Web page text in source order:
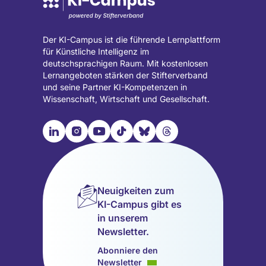
Der KI-Campus ist die führende Lernplattform
für Künstliche Intelligenz im
deutschsprachigen Raum. Mit kostenlosen
Lernangeboten stärken der Stifterverband
und seine Partner KI-Kompetenzen in
Wissenschaft, Wirtschaft und Gesellschaft.

Besuche
unsere
LinkedIn
📹︎
Besuche
unsere
(wird
in
einem
neuen
geöffnet)
📺︎
Besuche
(wird
in
einem
neuen
Tab
geöffnet)
🎵︎
Besuche
(wird
in
einem
neuen
Tab
geöffnet)
🦋︎
Besuche
(wird
in
einem
neuen
Tab
geöffnet)
🧵︎
Besuche
unsere
(wird
in
Neuigkeiten zum
KI-Campus gibt es
in unserem
Newsletter.
Abonniere den
Newsletter